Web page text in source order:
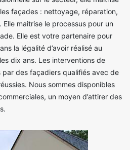
façades : nettoyage, réparation,
maitrise le processus pour un
Elle est votre partenaire pour
la légalité d’avoir réalisé au
dix ans. Les interventions de
par des façadiers qualifiés avec de
Nous sommes disponibles
un moyen d’attirer des